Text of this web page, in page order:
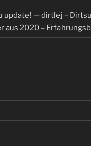
update! — dirtlej –
aus 2020 –